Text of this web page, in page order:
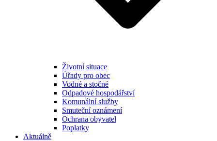
Životní situace
Úřady pro obec
Vodné a stočné
Odpadové hospodářství
Komunální služby
Smuteční oznámení
Ochrana obyvatel
Poplatky
Aktuálně